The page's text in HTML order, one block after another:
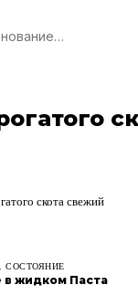
скота свежий
СОСТОЯНИЕ
в жидком Паста